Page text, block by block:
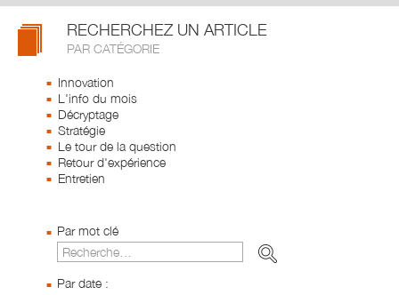
RECHERCHEZ UN ARTICLE
PAR CATÉGORIE
Innovation
L'info du mois
Décryptage
Stratégie
Le tour de la question
Retour d'expérience
Entretien
Par mot clé
Par date :